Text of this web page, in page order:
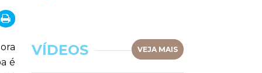
é
VÍDEOS VEJA MAIS